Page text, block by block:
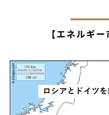
【エネルギ